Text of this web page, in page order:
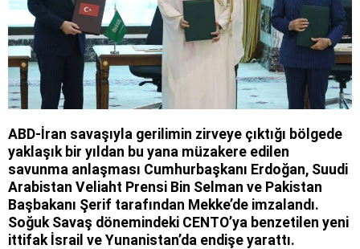
ABD-İran savaşıyla gerilimin zirveye çıktığı bölgede
yaklaşık bir yıldan bu yana müzakere edilen
savunma anlaşması Cumhurbaşkanı Erdoğan, Suudi
Arabistan Veliaht Prensi Bin Selman ve Pakistan
Başbakanı Şerif tarafından Mekke’de imzalandı.
Soğuk Savaş dönemindeki CENTO’ya benzetilen yeni
ittifak İsrail ve Yunanistan’da endişe yarattı.